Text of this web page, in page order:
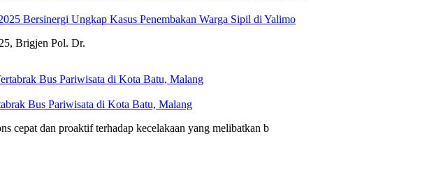
Bersinergi Ungkap Kasus Penembakan Warga Sipil di Yalimo
Brigjen Pol. Dr.
Bus Pariwisata di Kota Batu, Malang
cepat dan proaktif terhadap kecelakaan yang melibatkan b